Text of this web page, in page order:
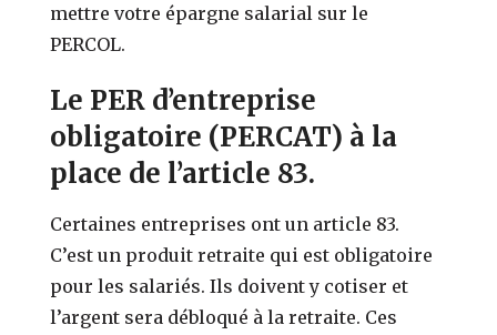
mettre votre épargne salarial sur le
PERCOL.
Le PER d’entreprise
obligatoire (PERCAT) à la
place de l’article 83.
Certaines entreprises ont un article 83.
C’est un produit retraite qui est obligatoire
pour les salariés. Ils doivent y cotiser et
l’argent sera débloqué à la retraite. Ces